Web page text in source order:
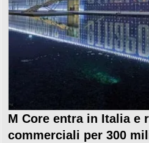
M Core entra in Italia e
commerciali per 300